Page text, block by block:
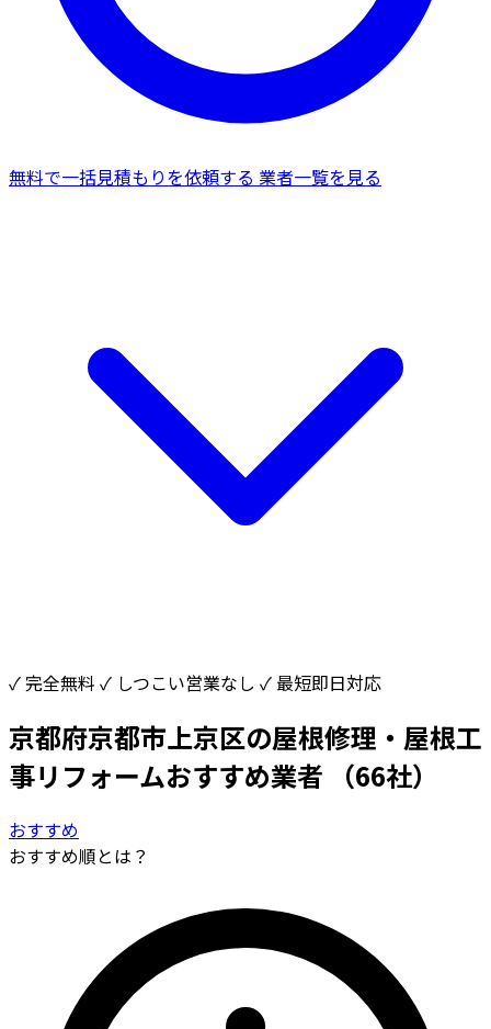
無料で一括見積もりを依頼する 業者一覧を見る
✓ 完全無料 ✓ しつこい営業なし ✓ 最短即日対応
京都府京都市上京区の屋根修理・屋根工
事リフォームおすすめ業者
（66社）
おすすめ
おすすめ順とは？